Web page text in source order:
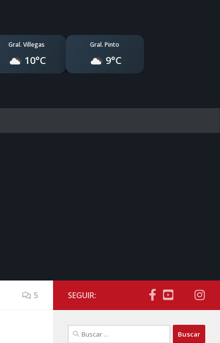
Gral. Villegas
10°C
Gral. Pinto
9°C
5 SEGUIR:
Buscar: